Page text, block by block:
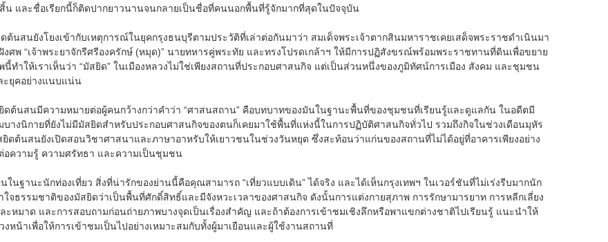
สิ้น และชื่อเรียกนี้ก็ติดปากยาวนานจนกลายเป็นชื่อที่คนนอกพื้นที่รู้จักมากที่สุดในปัจจุบัน
นสนยังโยงเข้ากับเหตุการณ์ในยุคกรุงธนบุรีตามประวัติที่เล่าต่อกันมาว่า สมเด็จพระเจ้าตากสินมหาราชเคยเสด็จพระราชดำเนินมา
ศพ “เจ้าพระยาจักรีศรีองครักษ์ (หมุด)” นายทหารคู่พระทัย และทรงโปรดเกล้าฯ ให้มีการปฏิสังขรณ์พร้อมพระราชทานที่ดินเพื่อขยาย
นี้ทำให้เราเห็นว่า “มัสยิด” ในเมืองหลวงไม่ใช่เพียงสถานที่ประกอบศาสนกิจ แต่เป็นส่วนหนึ่งของภูมิทัศน์การเมือง สังคม และชุมชน
ะยุคอย่างแนบแน่น
ดต้นสนมีความหมายต่อผู้คนกว้างกว่าคำว่า “ศาสนสถาน” คือบทบาทของมันในฐานะพื้นที่ของชุมชนที่เรียนรู้และดูแลกัน ในอดีตมี
บางนิกายที่ยังไม่มีมัสยิดสำหรับประกอบศาสนกิจของตนก็เคยมาใช้พื้นที่แห่งนี้ในการปฏิบัติศาสนกิจทั่วไป รวมถึงกิจในช่วงเดือนมุหัร
ดต้นสนยังเปิดสอนวิชาศาสนาและภาษาอาหรับให้เยาวชนในช่วงวันหยุด ซึ่งสะท้อนว่าแก่นของสถานที่ไม่ได้อยู่ที่อาคารเพียงอย่าง
อความรู้ ความศรัทธา และความเป็นชุมชน
ในฐานะนักท่องเที่ยว สิ่งที่น่ารักของย่านนี้คือคุณสามารถ “เที่ยวแบบเดิน” ได้จริง และได้เห็นกรุงเทพฯ ในเวอร์ชันที่ไม่เร่งรีบมากนัก
ใจธรรมชาติของมัสยิดว่าเป็นพื้นที่ศักดิ์สิทธิ์และมีจังหวะเวลาของศาสนกิจ ดังนั้นการแต่งกายสุภาพ การรักษามารยาท การหลีกเลี่ยง
ะหมาด และการสอบถามก่อนถ่ายภาพบางจุดเป็นเรื่องสำคัญ และถ้าต้องการเข้าชมเชิงลึกหรือพาแขกต่างชาติไปเรียนรู้ แนะนำให้
หน้าเพื่อให้การเข้าชมเป็นไปอย่างเหมาะสมกับทั้งผู้มาเยือนและผู้ใช้งานสถานที่